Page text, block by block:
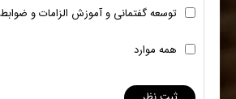
توسعه گفتمانی و آموزش الزامات و ضوابط
همه موارد